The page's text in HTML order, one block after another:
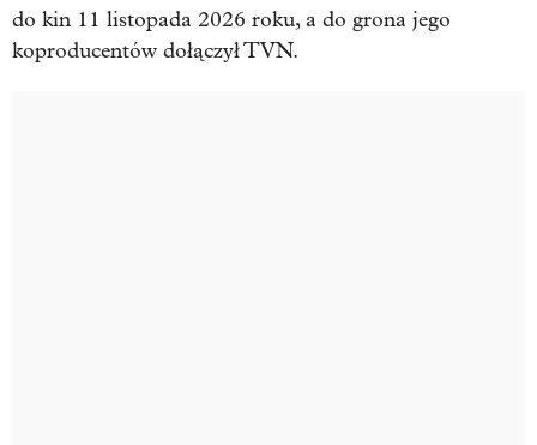
do kin 11 listopada 2026 roku, a do grona jego
koproducentów dołączył TVN.